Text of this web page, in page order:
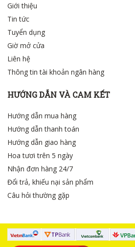
Giới thiệu
Tin tức
Tuyển dụng
Giờ mở cửa
Liên hệ
Thông tin tài khoản ngân hàng
HƯỚNG DẪN VÀ CAM KẾT
Hướng dẫn mua hàng
Hướng dẫn thanh toán
Hướng dẫn giao hàng
Hoa tươi trên 5 ngày
Nhận đơn hàng 24/7
Đổi trả, khiếu nại sản phẩm
Câu hỏi thường gặp